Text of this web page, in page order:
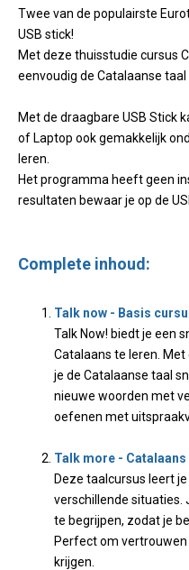
Twee van de populairste
USB stick!
Met deze thuisstudie cursus
eenvoudig de Catalaanse
Met de draagbare USB Stick
of Laptop ook gemakkelijk
leren.
Het programma heeft geen
resultaten bewaar je op de
Complete inhoud:
Talk now - Basis
Talk Now! biedt je een
Catalaans te leren.
je de Catalaanse taal
nieuwe woorden met
oefenen met
Talk more -
Deze taalcursus leert
verschillende situaties.
te begrijpen, zodat je
Perfect om
krijgen.